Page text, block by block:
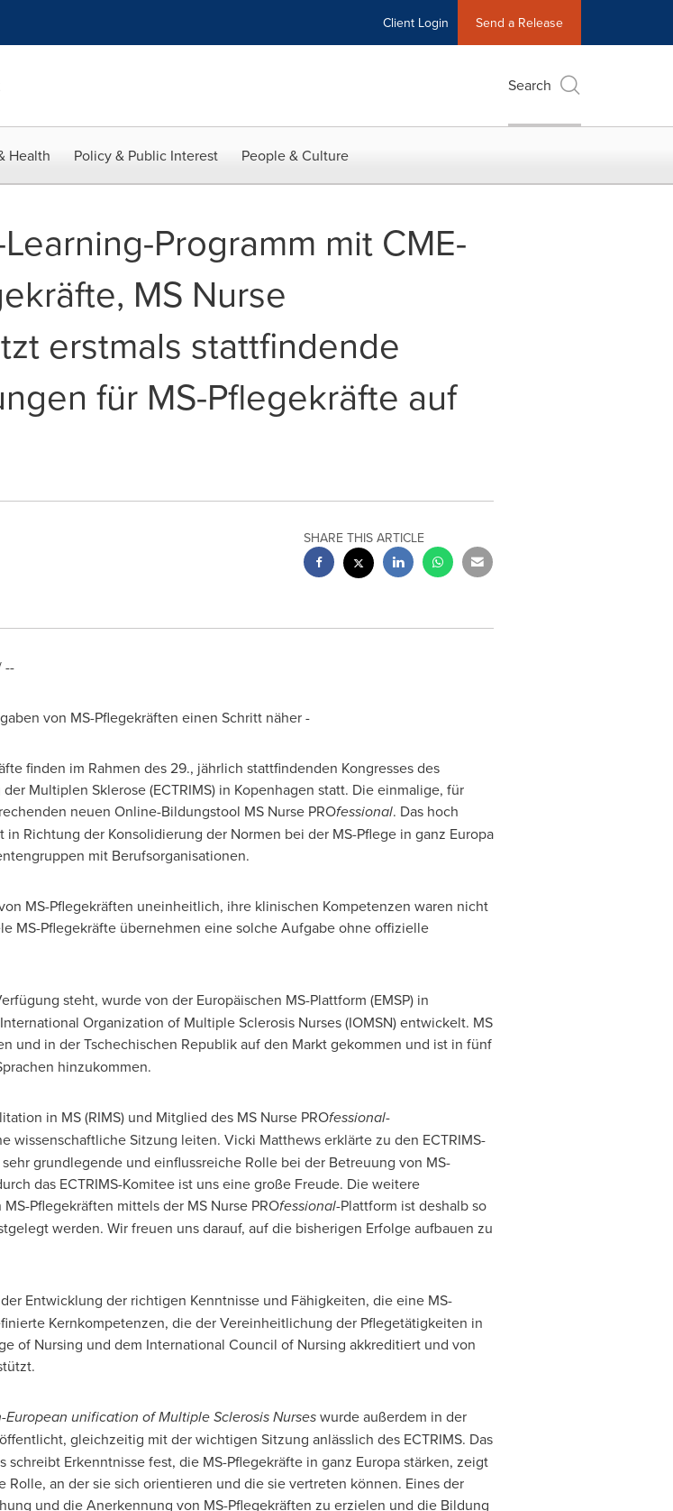
Client Login Send a Release
Search
Health Policy & Public Interest People & Culture
Programm mit CME-
MS Nurse
erstmals stattfindende
für MS-Pflegekräfte auf
SHARE THIS ARTICLE
--
von MS-Pflegekräften einen Schritt näher -
finden im Rahmen des 29., jährlich stattfindenden Kongresses des
Multiplen Sklerose (ECTRIMS) in Kopenhagen statt. Die einmalige, für
neuen Online-Bildungstool MS Nurse PROfessional. Das hoch
Richtung der Konsolidierung der Normen bei der MS-Pflege in ganz Europa
mit Berufsorganisationen.
MS-Pflegekräften uneinheitlich, ihre klinischen Kompetenzen waren nicht
MS-Pflegekräfte übernehmen eine solche Aufgabe ohne offizielle
steht, wurde von der Europäischen MS-Plattform (EMSP) in
Organization of Multiple Sclerosis Nurses (IOMSN) entwickelt. MS
und in der Tschechischen Republik auf den Markt gekommen und ist in fünf
hinzukommen.
in MS (RIMS) und Mitglied des MS Nurse PROfessional-
wissenschaftliche Sitzung leiten. Vicki Matthewserklärte zu den ECTRIMS-
grundlegende und einflussreiche Rolle bei der Betreuung von MS-
das ECTRIMS-Komitee ist uns eine große Freude. Die weitere
Pflegekräften mittels der MS Nurse PROfessional-Plattform ist deshalb so
werden. Wir freuen uns darauf, auf die bisherigen Erfolge aufbauen zu
Entwicklung der richtigen Kenntnisse und Fähigkeiten, die eine MS-
Kernkompetenzen, die der Vereinheitlichung der Pflegetätigkeiten in
of Nursing und dem International Council of Nursing akkreditiert und von
unification of Multiple Sclerosis Nurseswurde außerdem in der
gleichzeitig mit der wichtigen Sitzung anlässlich des ECTRIMS. Das
Erkenntnisse fest, die MS-Pflegekräfte in ganz Europa stärken, zeigt
an der sie sich orientieren und die sie vertreten können. Eines der
und die Anerkennung von MS-Pflegekräften zu erzielen und die Bildung